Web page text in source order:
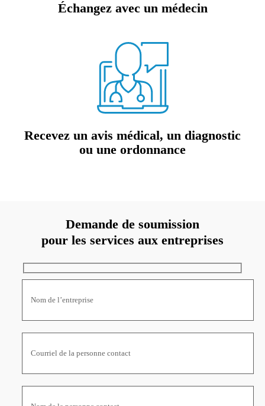
Échangez avec un médecin
Recevez un avis médical, un diagnostic
ou une ordonnance
Demande de soumission
pour les services aux entreprises